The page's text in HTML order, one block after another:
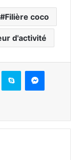
Filière coco
d'activité
Skype